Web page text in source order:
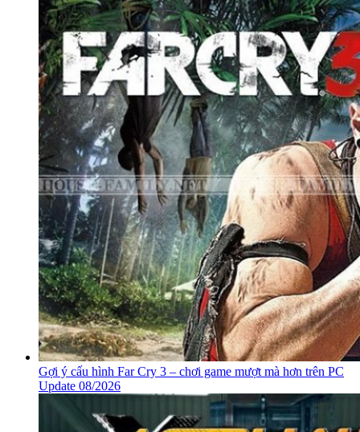
Gợi ý cấu hình Far Cry 3 – chơi game mượt mà hơn trên PC
Update 08/2026